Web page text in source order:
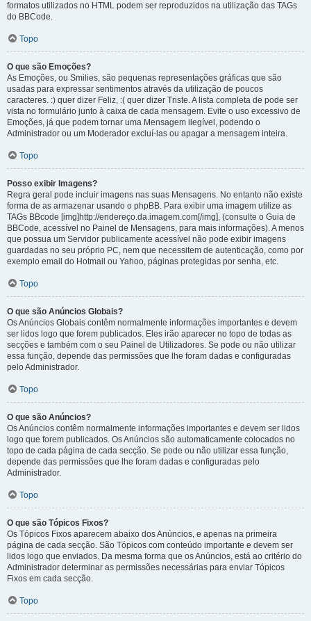
formatos utilizados no HTML podem ser reproduzidos na utilização das TAGs
do BBCode.
Topo
O que são Emoções?
As Emoções, ou Smilies, são pequenas representações gráficas que são
usadas para expressar sentimentos através da utilização de poucos
caracteres. :) quer dizer Feliz, :( quer dizer Triste. A lista completa de pode ser
vista no formulário junto à caixa de cada mensagem. Evite o uso excessivo de
Emoções, já que podem tornar uma Mensagem ilegível, podendo o
Administrador ou um Moderador excluí-las ou apagar a mensagem inteira.
Topo
Posso exibir Imagens?
Regra geral pode incluir imagens nas suas Mensagens. No entanto não existe
forma de as armazenar usando o phpBB. Para exibir uma imagem utilize as
TAGs BBcode [img]http://endereço.da.imagem.com[/img], (consulte o Guia de
BBCode, acessível no Painel de Mensagens, para mais informações). A menos
que possua um Servidor publicamente acessível não pode exibir imagens
guardadas no seu próprio PC, nem que necessitem de autenticação, como por
exemplo email do Hotmail ou Yahoo, páginas protegidas por senha, etc.
Topo
O que são Anúncios Globais?
Os Anúncios Globais contêm normalmente informações importantes e devem
ser lidos logo que forem publicados. Eles irão aparecer no topo de todas as
secções e também com o seu Painel de Utilizadores. Se pode ou não utilizar
essa função, depende das permissões que lhe foram dadas e configuradas
pelo Administrador.
Topo
O que são Anúncios?
Os Anúncios contêm normalmente informações importantes e devem ser lidos
logo que forem publicados. Os Anúncios são automaticamente colocados no
topo de cada página de cada secção. Se pode ou não utilizar essa função,
depende das permissões que lhe foram dadas e configuradas pelo
Administrador.
Topo
O que são Tópicos Fixos?
Os Tópicos Fixos aparecem abaixo dos Anúncios, e apenas na primeira
página de cada secção. São Tópicos com conteúdo importante e devem ser
lidos logo que enviados. Da mesma forma que os Anúncios, está ao critério do
Administrador determinar as permissões necessárias para enviar Tópicos
Fixos em cada secção.
Topo